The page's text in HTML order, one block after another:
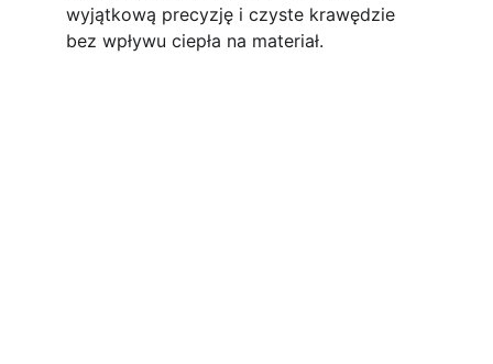
wyjątkową precyzję i czyste krawędzie
bez wpływu ciepła na materiał.